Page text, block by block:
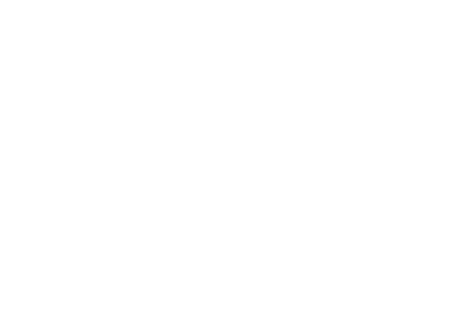
Čím dlhšie prežijete, tým väčšia je mapa. Ako dlho